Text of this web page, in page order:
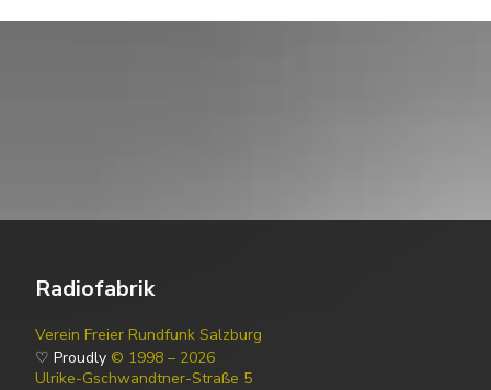
Radiofabrik
Verein Freier Rundfunk Salzburg
♡ Proudly © 1998 – 2026
Ulrike-Gschwandtner-Straße 5